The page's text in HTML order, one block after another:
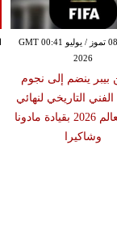
الأربعاء ,08 تموز / يوليو GMT 00:41
2026
بيبر ينضم إلى نجوم
التاريخي لنهائي
كأس العالم 2026 بقيادة مادونا
وشاكيرا